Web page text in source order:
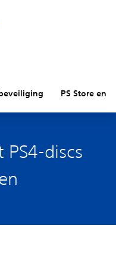
PS Store en
discs